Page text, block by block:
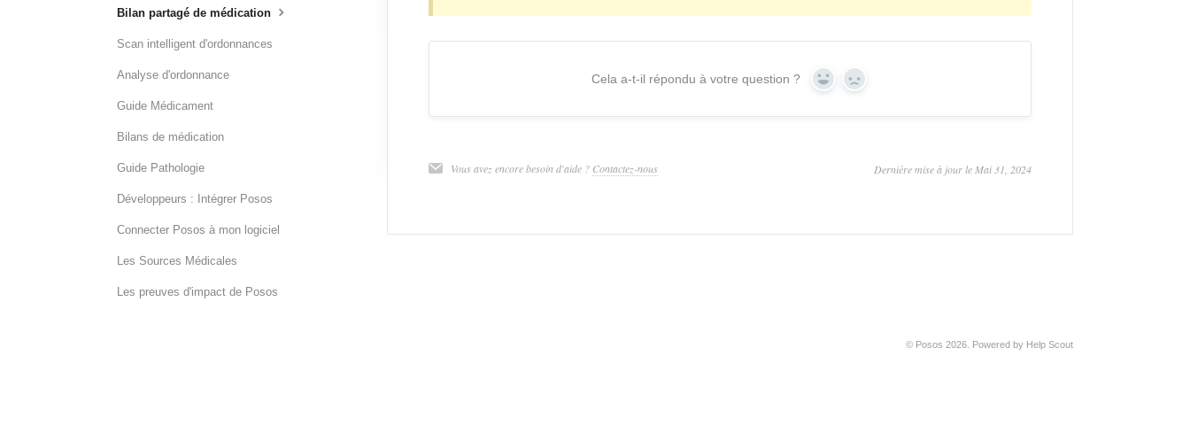
Cela a-t-il répondu à votre question ? Yes No
Vous avez encore besoin d'aide ? Contactez-nous Dernière mise à jour le Mai 31, 2024
Bilan partagé de médication
Scan intelligent d'ordonnances
Analyse d'ordonnance
Guide Médicament
Bilans de médication
Guide Pathologie
Développeurs : Intégrer Posos
Connecter Posos à mon logiciel
Les Sources Médicales
Les preuves d'impact de Posos
© Posos 2026. Powered by Help Scout